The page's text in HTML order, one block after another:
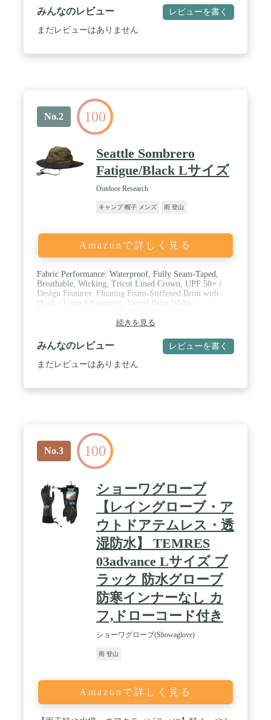
ット/フラップ付きスランティングポケット / 裾ドロ
ーコード仕様/パックを背負ったままでも腕上げしや
すい設計
みんなのレビュー レビューを書く
まだレビューはありません
No.2 100
Seattle Sombrero
Fatigue/Black Lサイズ
Outdoor Research
キャンプ 帽子 メンズ 雨 登山
Amazonで詳しく見る
Fabric Performance: Waterproof, Fully Seam-Taped,
Breathable, Wicking, Tricot Lined Crown, UPF 50+ /
Design Features: Floating Foam-Stiffened Brim with
Hook / Loop Adjustment, Varied Brim Width,
Adjustable Cinch-Band, Removable Chin Cord, Packable
続きを見る
みんなのレビュー レビューを書く
まだレビューはありません
No.3 100
ショーワグローブ
【レイングローブ・ア
ウトドアテムレス・透
湿防水】 TEMRES
03advance Lサイズ ブ
ラック 防水グローブ
防寒インナーなし カ
フ,ドローコード付き
ショーワグローブ(Showaglove)
雨 登山
Amazonで詳しく見る